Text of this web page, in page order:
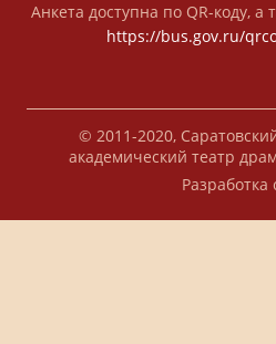
Анкета доступна по QR-коду,
https://bus.gov.ru/
© 2011-2020,
академический театр
Разработка